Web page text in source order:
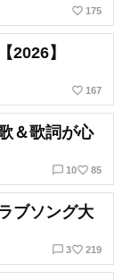
favorite_border 175
2026】
favorite_border 167
＆歌詞が心
chat_bubble_outline 10favorite_border 85
ブソング大
chat_bubble_outline 3favorite_border 219